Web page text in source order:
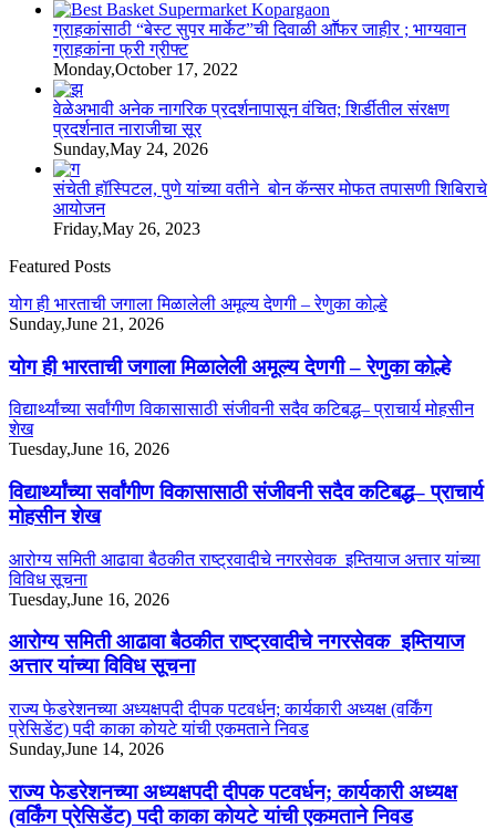
ग्राहकांसाठी “बेस्ट सुपर मार्केट”ची दिवाळी आॕफर जाहीर ; भाग्यवान
ग्राहकांना फ्री ग्रीफ्ट
Monday,October 17, 2022
वेळेअभावी अनेक नागरिक प्रदर्शनापासून वंचित; शिर्डीतील संरक्षण
प्रदर्शनात नाराजीचा सूर
Sunday,May 24, 2026
संचेती हॉस्पिटल, पुणे यांच्या वतीने बोन कॅन्सर मोफत तपासणी शिबिराचे
आयोजन
Friday,May 26, 2023
Featured Posts
योग ही भारताची जगाला मिळालेली अमूल्य देणगी – रेणुका कोल्हे
Sunday,June 21, 2026
योग ही भारताची जगाला मिळालेली अमूल्य देणगी – रेणुका कोल्हे
विद्यार्थ्यांच्या सर्वांगीण विकासासाठी संजीवनी सदैव कटिबद्ध– प्राचार्य मोहसीन
शेख
Tuesday,June 16, 2026
विद्यार्थ्यांच्या सर्वांगीण विकासासाठी संजीवनी सदैव कटिबद्ध– प्राचार्य
मोहसीन शेख
आरोग्य समिती आढावा बैठकीत राष्ट्रवादीचे नगरसेवक इम्तियाज अत्तार यांच्या
विविध सूचना
Tuesday,June 16, 2026
आरोग्य समिती आढावा बैठकीत राष्ट्रवादीचे नगरसेवक इम्तियाज
अत्तार यांच्या विविध सूचना
राज्य फेडरेशनच्या अध्यक्षपदी दीपक पटवर्धन; कार्यकारी अध्यक्ष (वर्किंग
प्रेसिडेंट) पदी काका कोयटे यांची एकमताने निवड
Sunday,June 14, 2026
राज्य फेडरेशनच्या अध्यक्षपदी दीपक पटवर्धन; कार्यकारी अध्यक्ष
(वर्किंग प्रेसिडेंट) पदी काका कोयटे यांची एकमताने निवड